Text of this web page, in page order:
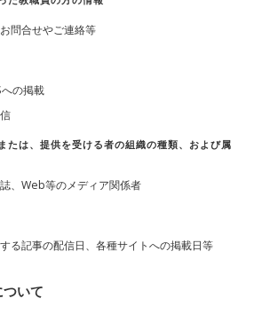
問合せやご連絡等
の掲載
たは、提供を受ける者の組織の種類、および属
、Web等のメディア関係者
る記事の配信日、各種サイトへの掲載日等
ついて